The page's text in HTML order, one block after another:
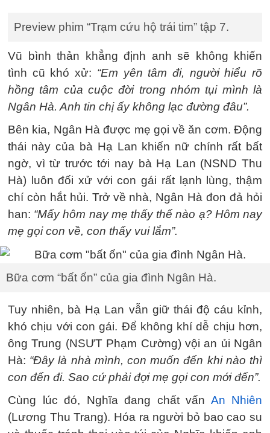
Preview phim “Trạm cứu hộ trái tim” tập 7.
Vũ bình thản khẳng định anh sẽ không khiến
tình cũ khó xử: “Em yên tâm đi, người hiểu rõ
hồng tâm của cuộc đời trong nhóm tụi mình là
Ngân Hà. Anh tin chị ấy không lạc đường đâu”.
Bên kia, Ngân Hà được mẹ gọi về ăn cơm. Động
thái này của bà Hạ Lan khiến nữ chính rất bất
ngờ, vì từ trước tới nay bà Hạ Lan (NSND Thu
Hà) luôn đối xử với con gái rất lạnh lùng, thậm
chí còn hắt hủi. Trở về nhà, Ngân Hà đon đả hỏi
han: “Mấy hôm nay mẹ thấy thế nào ạ? Hôm nay
mẹ gọi con về, con thấy vui lắm”.
Bữa cơm “bất ổn” của gia đình Ngân Hà.
Tuy nhiên, bà Hạ Lan vẫn giữ thái độ cáu kỉnh,
khó chịu với con gái. Để không khí dễ chịu hơn,
ông Trung (NSƯT Phạm Cường) vội an ủi Ngân
Hà: “Đây là nhà mình, con muốn đến khi nào thì
con đến đi. Sao cứ phải đợi mẹ gọi con mới đến”.
Cùng lúc đó, Nghĩa đang chất vấn An Nhiên
(Lương Thu Trang). Hóa ra người bỏ bao cao su